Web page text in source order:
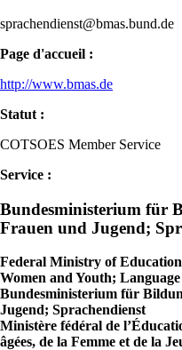
sprachendienst@bmas.bund.de
Page d'accueil :
http://www.bmas.de
Statut :
COTSOES Member Service
Service :
Bundesministerium für
Frauen und Jugend;
Federal Ministry of
Women and Youth;
Bundesministerium für
Jugend; Sprachendienst
Ministère fédéral de
âgées, de la Femme et de la